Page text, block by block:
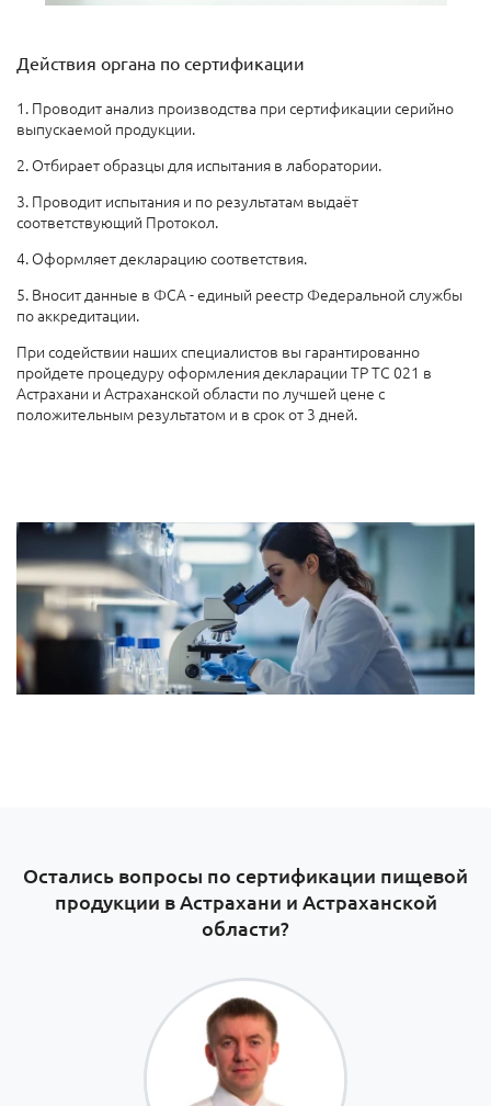
Действия органа по сертификации
1. Проводит анализ производства при сертификации серийно
выпускаемой продукции.
2. Отбирает образцы для испытания в лаборатории.
3. Проводит испытания и по результатам выдаёт
соответствующий Протокол.
4. Оформляет декларацию соответствия.
5. Вносит данные в ФСА - единый реестр Федеральной службы
по аккредитации.
При содействии наших специалистов вы гарантированно
пройдете процедуру оформления декларации ТР ТС 021 в
Астрахани и Астраханской области по лучшей цене с
положительным результатом и в срок от 3 дней.
Остались вопросы по сертификации пищевой
продукции в Астрахани и Астраханской
области?